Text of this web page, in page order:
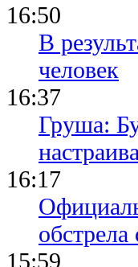
16:50
В
человек
16:37
Груша:
16:17
обстрела
15:59